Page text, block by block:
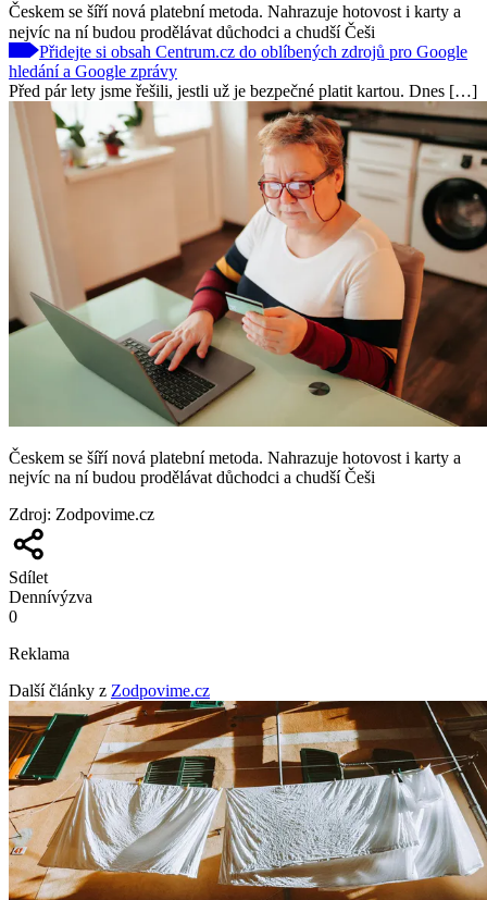
Českem se šíří nová platební metoda. Nahrazuje hotovost i karty a
nejvíc na ní budou prodělávat důchodci a chudší Češi
Přidejte si obsah Centrum.cz do oblíbených zdrojů pro Google
hledání a Google zprávy
Před pár lety jsme řešili, jestli už je bezpečné platit kartou. Dnes […]
Českem se šíří nová platební metoda. Nahrazuje hotovost i karty a
nejvíc na ní budou prodělávat důchodci a chudší Češi
Zdroj: Zodpovime.cz
Sdílet
Dennívýzva
0
Reklama
Další články z Zodpovime.cz